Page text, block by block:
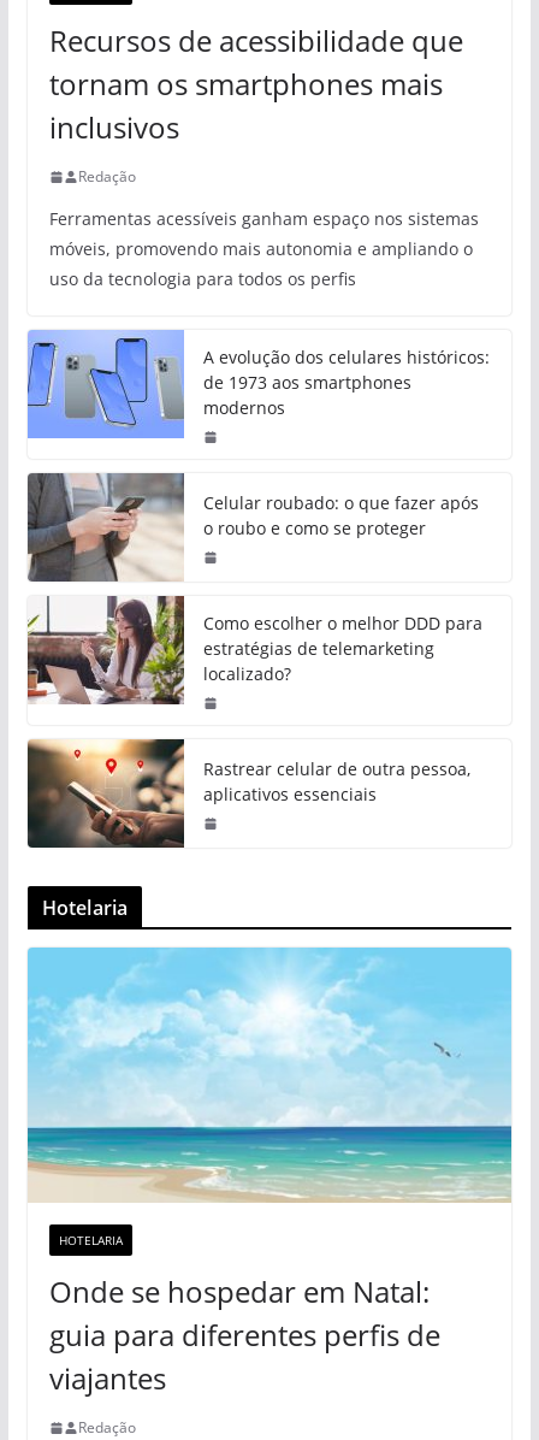
Recursos de acessibilidade que
tornam os smartphones mais
inclusivos
Redação
Ferramentas acessíveis ganham espaço nos sistemas
móveis, promovendo mais autonomia e ampliando o
uso da tecnologia para todos os perfis
A evolução dos celulares históricos:
de 1973 aos smartphones
modernos
Celular roubado: o que fazer após
o roubo e como se proteger
Como escolher o melhor DDD para
estratégias de telemarketing
localizado?
Rastrear celular de outra pessoa,
aplicativos essenciais
Hotelaria
HOTELARIA
Onde se hospedar em Natal:
guia para diferentes perfis de
viajantes
Redação